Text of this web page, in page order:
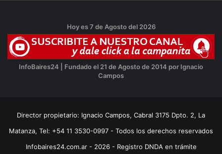
Hoy es 7 de Agosto del 2026
InfoBaires24 | Fundado el 21 de Agosto de 2014 por Ignacio
Campos
Director propietario: Ignacio Campos, Cabral 3175 Dpto. 2, La
Matanza, Tel: +54 11 3530-0997 - Todos los derechos reservados
Infobaires24.com.ar - 2026 - Registro DNDA en trámite